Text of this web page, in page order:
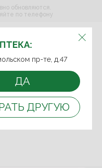
ВЫБЕРИТЕ АПТЕКУ:
пр-те, д.47
ДА
ДРУГУЮ
обновляются.
по телефону